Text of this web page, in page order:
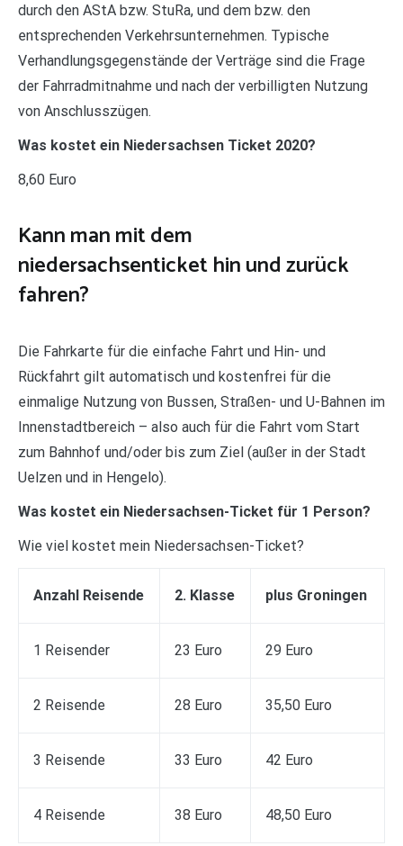
durch den AStA bzw. StuRa, und dem bzw. den
entsprechenden Verkehrsunternehmen. Typische
Verhandlungsgegenstände der Verträge sind die Frage
der Fahrradmitnahme und nach der verbilligten Nutzung
von Anschlusszügen.
Was kostet ein Niedersachsen Ticket 2020?
8,60 Euro
Kann man mit dem
niedersachsenticket hin und zurück
fahren?
Die Fahrkarte für die einfache Fahrt und Hin- und
Rückfahrt gilt automatisch und kostenfrei für die
einmalige Nutzung von Bussen, Straßen- und U-Bahnen im
Innenstadtbereich – also auch für die Fahrt vom Start
zum Bahnhof und/oder bis zum Ziel (außer in der Stadt
Uelzen und in Hengelo).
Was kostet ein Niedersachsen-Ticket für 1 Person?
Wie viel kostet mein Niedersachsen-Ticket?
Anzahl Reisende 2. Klasse plus Groningen
1 Reisender 23 Euro 29 Euro
2 Reisende 28 Euro 35,50 Euro
3 Reisende 33 Euro 42 Euro
4 Reisende 38 Euro 48,50 Euro